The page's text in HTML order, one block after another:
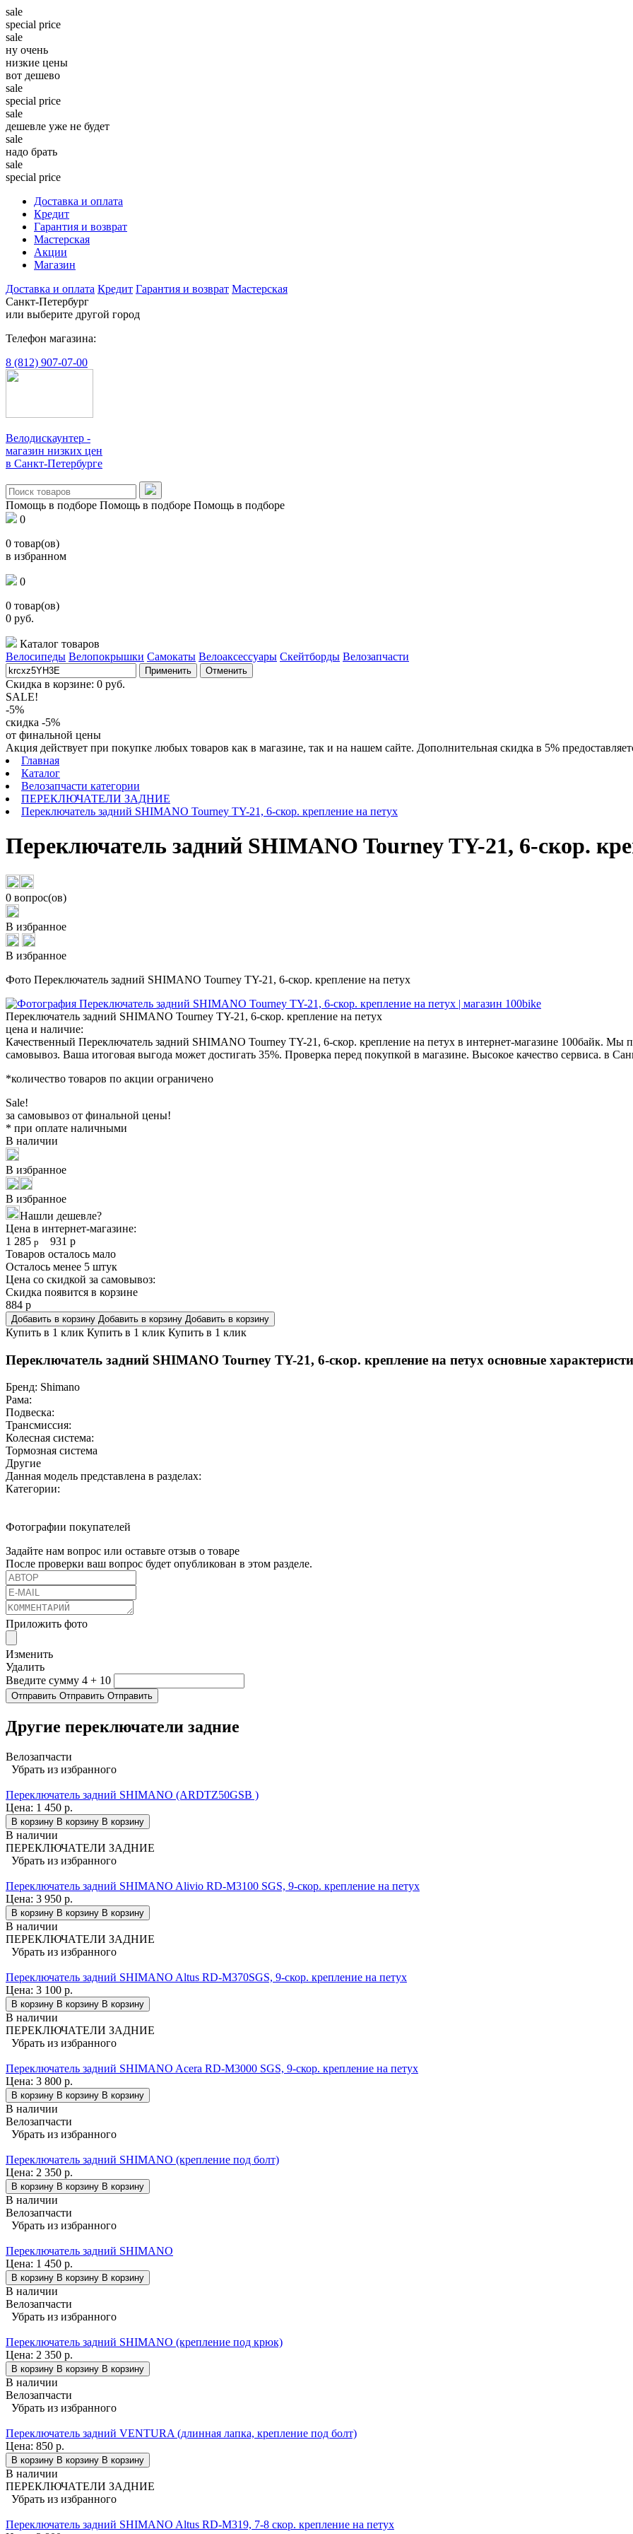
sale
special price
sale
ну очень
низкие цены
вот дешево
sale
special price
sale
дешевле уже не будет
sale
надо брать
sale
special price
Доставка и оплата
Кредит
Гарантия и возврат
Мастерская
Акции
Магазин
Доставка и оплата Кредит Гарантия и возврат Мастерская
Санкт-Петербург
или выберите другой город
Телефон магазина:
8 (812) 907-07-00
Велодискаунтер -
магазин низких цен
в Санкт-Петербурге
Помощь в подборе Помощь в подборе Помощь в подборе
0
0 товар(ов)
в избранном
0
0 товар(ов)
0 руб.
Каталог товаров
Велосипеды Велопокрышки Самокаты Велоаксессуары Скейтборды Велозапчасти
Применить Отменить
Скидка в корзине: 0 руб.
SALE!
-5%
скидка -5%
от финальной цены
Акция действует при покупке любых товаров как в магазине, так и на нашем сайте. Дополнительная скидка в 5%
Главная
Каталог
Велозапчасти категории
ПЕРЕКЛЮЧАТЕЛИ ЗАДНИЕ
Переключатель задний SHIMANO Tourney TY-21, 6-скор. крепление на петух
Переключатель задний SHIMANO Tourney TY-21, 6-скор.
0 вопрос(ов)
В избранное
В избранное
Фото Переключатель задний SHIMANO Tourney TY-21, 6-скор. крепление на петух
Переключатель задний SHIMANO Tourney TY-21, 6-скор. крепление на петух
цена и наличие:
Качественный Переключатель задний SHIMANO Tourney TY-21, 6-скор. крепление на петух в интернет-магазине 100байк. Мы
самовывоз. Ваша итоговая выгода может достигать 35%. Проверка перед покупкой в магазине. Высокое качество сервиса. в
*количество товаров по акции ограничено
Sale!
за самовывоз от финальной цены!
* при оплате наличными
В наличии
В избранное
В избранное
Нашли дешевле?
Цена в интернет-магазине:
1 285 р 931 р
Товаров осталось мало
Осталось менее 5 штук
Цена со скидкой за самовывоз:
Скидка появится в корзине
884 р
Добавить в корзину Добавить в корзину Добавить в корзину
Купить в 1 клик Купить в 1 клик Купить в 1 клик
Переключатель задний SHIMANO Tourney TY-21, 6-скор. крепление на петух основные
Бренд: Shimano
Рама:
Подвеска:
Трансмиссия:
Колесная система:
Тормозная система
Другие
Данная модель представлена в разделах:
Категории:
Фотографии покупателей
Задайте нам вопрос или оставьте отзыв о товаре
После проверки ваш вопрос будет опубликован в этом разделе.
Приложить фото
Изменить
Удалить
Введите сумму 4 + 10
Отправить Отправить Отправить
Другие переключатели задние
Велозапчасти
Убрать из избранного
Переключатель задний SHIMANO (ARDTZ50GSВ )
Цена: 1 450 р.
В корзину В корзину В корзину
В наличии
ПЕРЕКЛЮЧАТЕЛИ ЗАДНИЕ
Убрать из избранного
Переключатель задний SHIMANO Alivio RD-M3100 SGS, 9-скор. крепление на петух
Цена: 3 950 р.
В корзину В корзину В корзину
В наличии
ПЕРЕКЛЮЧАТЕЛИ ЗАДНИЕ
Убрать из избранного
Переключатель задний SHIMANO Altus RD-M370SGS, 9-скор. крепление на петух
Цена: 3 100 р.
В корзину В корзину В корзину
В наличии
ПЕРЕКЛЮЧАТЕЛИ ЗАДНИЕ
Убрать из избранного
Переключатель задний SHIMANO Acera RD-M3000 SGS, 9-скор. крепление на петух
Цена: 3 800 р.
В корзину В корзину В корзину
В наличии
Велозапчасти
Убрать из избранного
Переключатель задний SHIMANO (крепление под болт)
Цена: 2 350 р.
В корзину В корзину В корзину
В наличии
Велозапчасти
Убрать из избранного
Переключатель задний SHIMANO
Цена: 1 450 р.
В корзину В корзину В корзину
В наличии
Велозапчасти
Убрать из избранного
Переключатель задний SHIMANO (крепление под крюк)
Цена: 2 350 р.
В корзину В корзину В корзину
В наличии
Велозапчасти
Убрать из избранного
Переключатель задний VENTURA (длинная лапка, крепление под болт)
Цена: 850 р.
В корзину В корзину В корзину
В наличии
ПЕРЕКЛЮЧАТЕЛИ ЗАДНИЕ
Убрать из избранного
Переключатель задний SHIMANO Altus RD-M319, 7-8 скор. крепление на петух